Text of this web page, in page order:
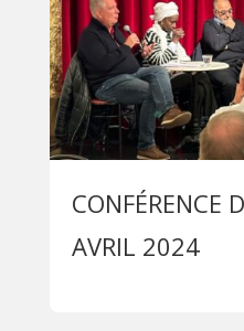
CONFÉRENCE
AVRIL 2024